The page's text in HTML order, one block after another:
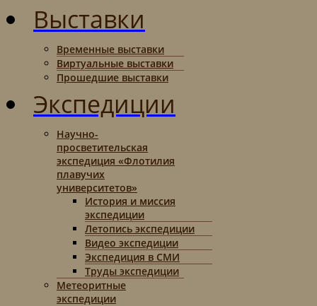
Выставки
Временные выставки
Виртуальные выставки
Прошедшие выставки
Экспедиции
Научно-
просветительская
экспедиция «Флотилия
плавучих
университетов»
История и миссия
экспедиции
Летопись экспедиции
Видео экспедиции
Экспедиция в СМИ
Труды экспедиции
Метеоритные
экспедиции